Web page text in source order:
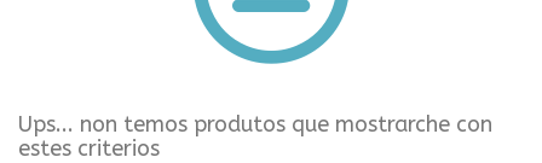
Ups... non temos produtos que mostrarche con
estes criterios